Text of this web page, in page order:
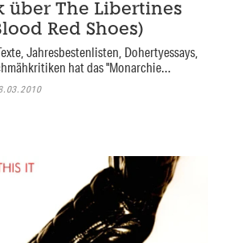
über The Libertines
Red Shoes)
Jahresbestenlisten, Dohertyessays,
hat das "Monarchie...